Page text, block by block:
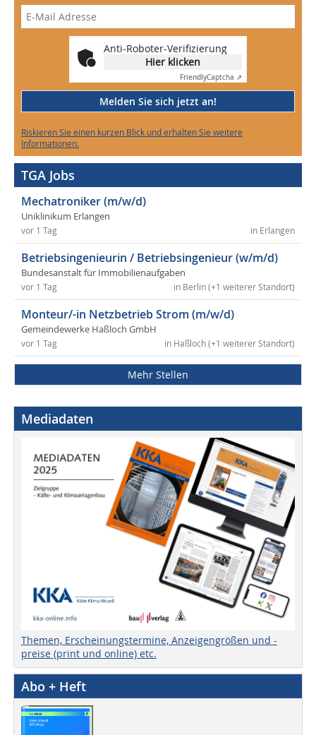
Anti-Roboter-Verifizierung
Hier klicken
FriendlyCaptcha ⇗
Melden Sie sich jetzt an!
Riskieren Sie einen kurzen Blick und erhalten Sie weitere
Informationen.
TGA Jobs
Mechatroniker (m/w/d)
Uniklinikum Erlangen
in Erlangen
vor 1 Tag
Betriebsingenieurin / Betriebsingenieur (w/m/d)
Bundesanstalt für Immobilienaufgaben
in Berlin (+1 weiterer Standort)
vor 1 Tag
Monteur/-in Netzbetrieb Strom (m/w/d)
Gemeindewerke Haßloch GmbH
in Haßloch (+1 weiterer Standort)
vor 1 Tag
Mehr Stellen
Mediadaten
Themen, Erscheinungstermine, Anzeigengrößen und -
preise (print und online) etc.
Abo + Heft